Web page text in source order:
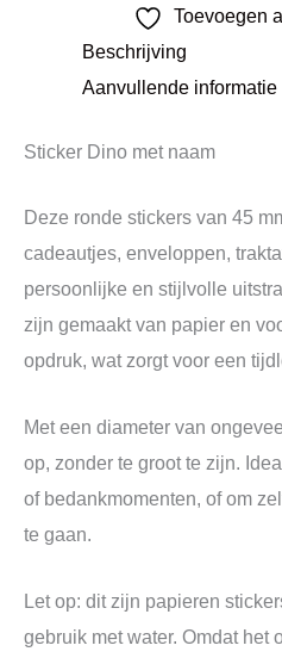
Toevoegen
Beschrijving
Aanvullende informatie
Sticker Dino met naam
Deze ronde stickers van 45
cadeautjes, enveloppen,
persoonlijke en stijlvolle
zijn gemaakt van papier en
opdruk, wat zorgt voor een
Met een diameter van
op, zonder te groot te zijn.
of bedankmomenten, of om
te gaan.
Let op: dit zijn papieren
gebruik met water. Omdat het